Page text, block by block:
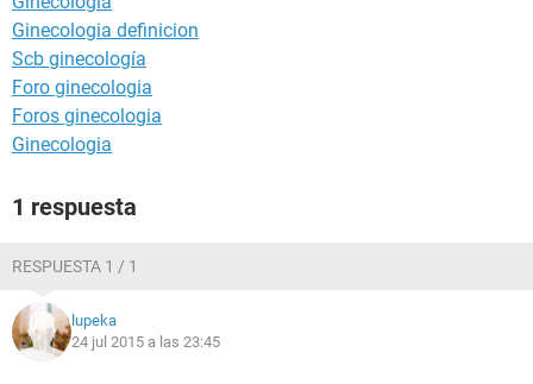
Ginecologia definicion
Scb ginecología
Foro ginecologia
Foros ginecologia
Ginecologia
1 respuesta
RESPUESTA 1 / 1
lupeka
24 jul 2015 a las 23:45